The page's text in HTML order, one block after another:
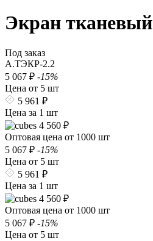
Экран тканевый
Под заказ
А.ТЭКР-2.2
5 067 ₽ -15%
Цена от 5 шт
5 961 ₽
Цена за 1 шт
4 560 ₽
Оптовая цена от 1000 шт
5 067 ₽ -15%
Цена от 5 шт
5 961 ₽
Цена за 1 шт
4 560 ₽
Оптовая цена от 1000 шт
5 067 ₽ -15%
Цена от 5 шт